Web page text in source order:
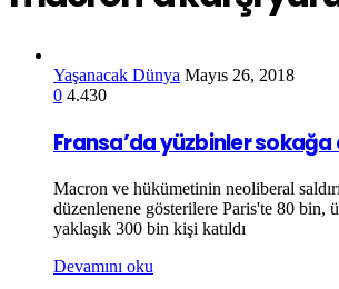
Yaşanacak Dünya Mayıs 26, 2018
0 4.430
Fransa’da yüzbinler sokağa
Macron ve hükümetinin neoliberal
düzenlenene gösterilere Paris'te 80 bin,
yaklaşık 300 bin kişi katıldı
Devamını oku